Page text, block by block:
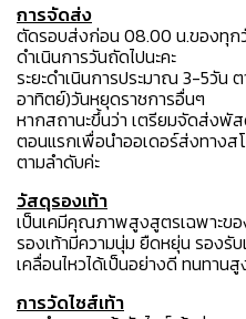
การจัดส่ง
ตัดรอบส่งก่อน 08.00 น.ของทุก
ดำเนินการวันถัดไปนะคะ
ระยะดำเนินการประมาณ 3-5วัน
อาทิตย์)วันหยุดราชการอื่นๆ
หากสถานะขึ้นว่า เตรียมจัดส่งพั
ตอนแรกเพื่อนำออเดอร์ส่งทาง
ตามลำดับค่ะ
วัสดุรองเท้า
เป็นเคมีคุณภาพสูงสูตรเฉพาะข
รองเท้ามีความนุ่ม ยืดหยุ่น รองรั
เคลื่อนไหวได้เป็นอย่างดี ทนทานสู
การวัดไซส์เท้า